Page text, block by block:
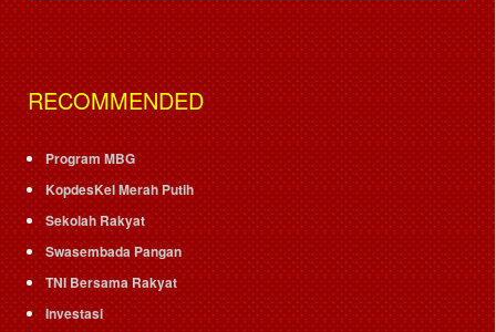
RECOMMENDED
Program MBG
KopdesKel Merah Putih
Sekolah Rakyat
Swasembada Pangan
TNI Bersama Rakyat
Investasi